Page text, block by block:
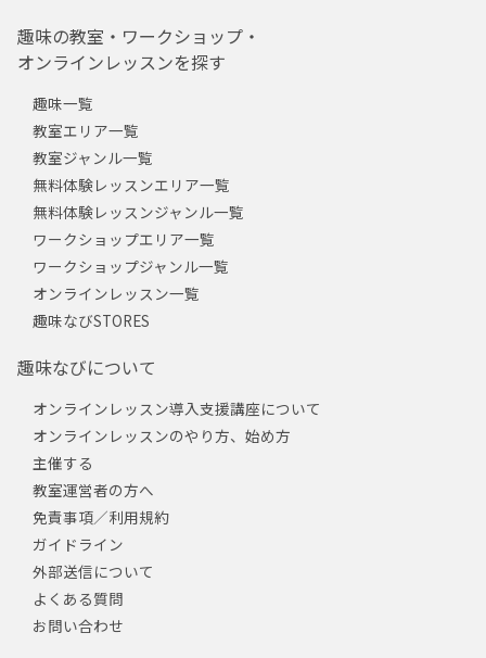
趣味の教室・ワークショップ・
オンラインレッスンを探す
趣味一覧
教室エリア一覧
教室ジャンル一覧
無料体験レッスンエリア一覧
無料体験レッスンジャンル一覧
ワークショップエリア一覧
ワークショップジャンル一覧
オンラインレッスン一覧
趣味なびSTORES
趣味なびについて
オンラインレッスン導入支援講座について
オンラインレッスンのやり方、始め方
主催する
教室運営者の方へ
免責事項／利用規約
ガイドライン
外部送信について
よくある質問
お問い合わせ